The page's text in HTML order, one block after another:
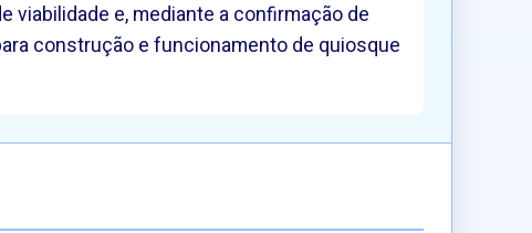
viabilidade e, mediante a confirmação de
construção e funcionamento de quiosque